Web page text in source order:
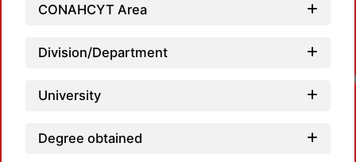
CONAHCYT Area
Division/Department
University
Degree obtained